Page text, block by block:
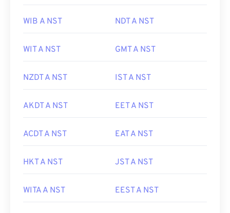
WIB A NST NDT A NST
WIT A NST GMT A NST
NZDT A NST IST A NST
AKDT A NST EET A NST
ACDT A NST EAT A NST
HKT A NST JST A NST
WITA A NST EEST A NST